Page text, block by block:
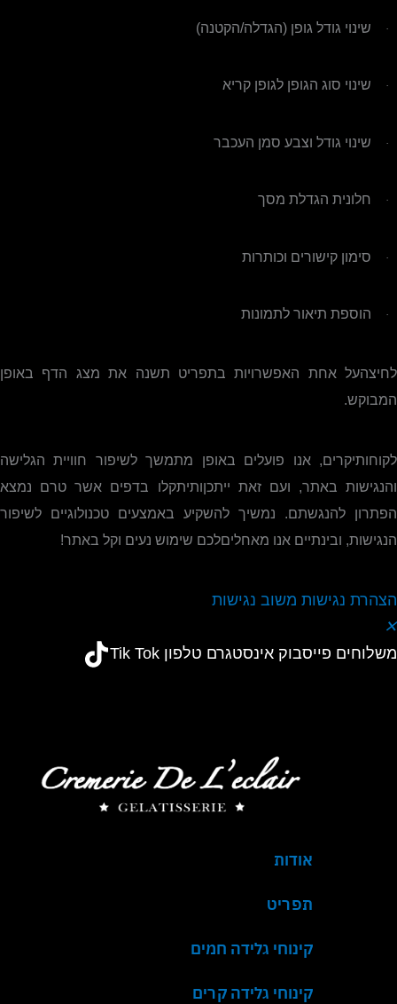
· שינוי גודל גופן (הגדלה/הקטנה)
· שינוי סוג הגופן לגופן קריא
· שינוי גודל וצבע סמן העכבר
· חלונית הגדלת מסך
· סימון קישורים וכותרות
· הוספת תיאור לתמונות
לחיצהעל אחת האפשרויות בתפריט תשנה את מצג הדף באופן
המבוקש.
לקוחותיקרים, אנו פועלים באופן מתמשך לשיפור חוויית הגלישה
והנגישות באתר, ועם זאת ייתכןותיתקלו בדפים אשר טרם נמצא
הפתרון להנגשתם. נמשיך להשקיע באמצעים טכנולוגיים לשיפור
הנגישות, ובינתיים אנו מאחליםלכם שימוש נעים וקל באתר!
הצהרת נגישות משוב נגישות
✕
משלוחים פייסבוק אינסטגרם טלפון Tik Tok
אודות
תפריט
קינוחי גלידה חמים
קינוחי גלידה קרים